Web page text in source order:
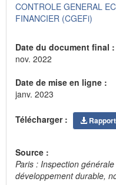
CONTROLE GENERAL
FINANCIER (CGEFi)
Date du document final :
nov. 2022
Date de mise en ligne :
janv. 2023
Télécharger : Rapport
Source :
Paris : Inspection
développement durable,